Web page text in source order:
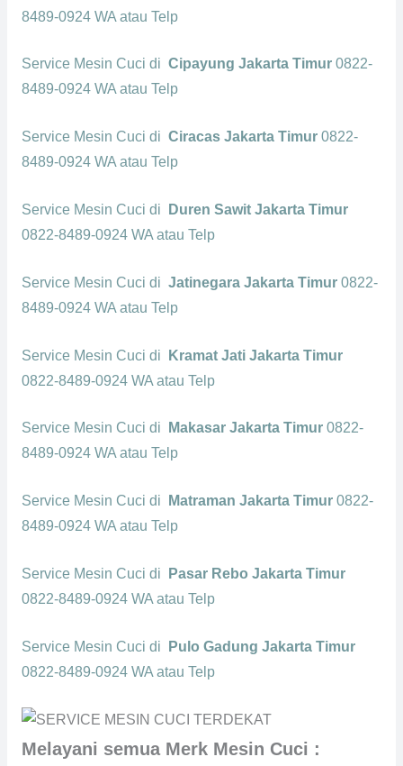
8489-0924 WA atau Telp
Service Mesin Cuci di Cipayung Jakarta Timur 0822-
8489-0924 WA atau Telp
Service Mesin Cuci di Ciracas Jakarta Timur 0822-
8489-0924 WA atau Telp
Service Mesin Cuci di
Duren Sawit Jakarta Timur
0822-8489-0924 WA atau Telp
Service Mesin Cuci di Jatinegara Jakarta Timur 0822-
8489-0924 WA atau Telp
Service Mesin Cuci di
Kramat Jati Jakarta Timur
0822-8489-0924 WA atau Telp
Service Mesin Cuci di Makasar Jakarta Timur 0822-
8489-0924 WA atau Telp
Service Mesin Cuci di Matraman Jakarta Timur 0822-
8489-0924 WA atau Telp
Service Mesin Cuci di
Pasar Rebo Jakarta Timur
0822-8489-0924 WA atau Telp
Service Mesin Cuci di
Pulo Gadung Jakarta Timur
0822-8489-0924 WA atau Telp
Melayani semua Merk Mesin Cuci :